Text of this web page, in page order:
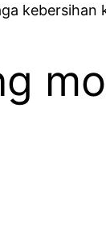
kebersihan